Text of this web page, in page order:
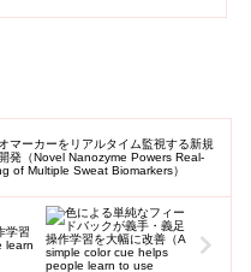
マーカーをリアルタイム監視する新規
発（Novel Nanozyme Powers Real-
of Multiple Sweat Biomarkers）
学習
learn